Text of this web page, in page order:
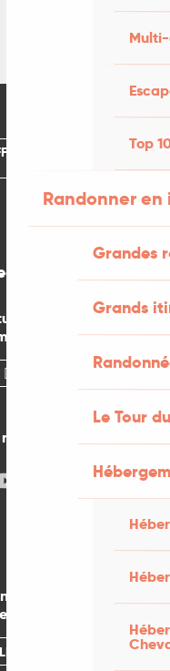
Top
Randonner
Grandes
Grands
Le Tour
DE
!
sur votre